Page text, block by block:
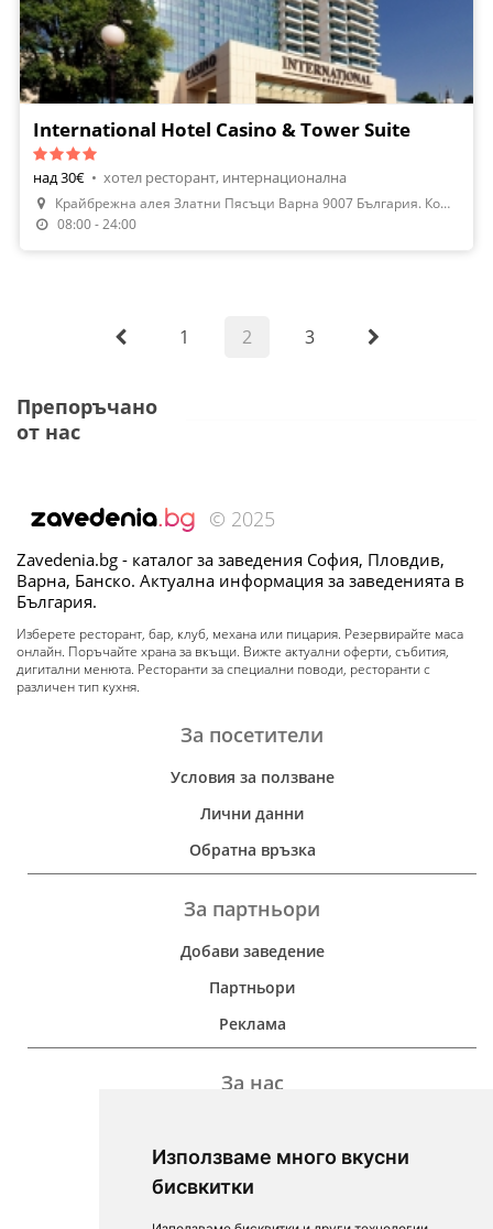
Използваме много вкусни
бисвкитки
International Hotel Casino & Tower Suite
над 30€ • хотел ресторант, интернационална
Крайбрежна алея Златни Пясъци Варна 9007 България. Комплекс Ин
08:00 - 24:00
1 2 3
Препоръчано
от нас
© 2025
Zavedenia.bg - каталог за заведения София, Пловдив,
Варна, Банско. Актуална информация за заведенията в
България.
Изберете ресторант, бар, клуб, механа или пицария. Резервирайте маса
онлайн. Поръчайте храна за вкъщи. Вижте актуални оферти, събития,
дигитални менюта. Ресторанти за специални поводи, ресторанти с
различен тип кухня.
За посетители
Условия за ползване
Лични данни
Обратна връзка
За партньори
Добави заведение
Партньори
Реклама
За нас
Контакти
For Investors